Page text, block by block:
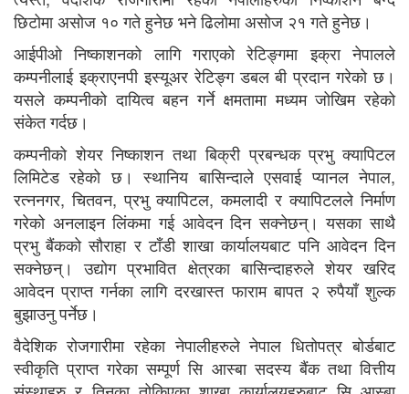
छिटोमा असोज १० गते हुनेछ भने ढिलोमा असोज २१ गते हुनेछ।
आईपीओ निष्काशनको लागि गराएको रेटिङ्गमा इक्रा नेपालले
कम्पनीलाई इक्राएनपी इस्यूअर रेटिङ्ग डबल बी प्रदान गरेको छ।
यसले कम्पनीको दायित्व बहन गर्ने क्षमतामा मध्यम जोखिम रहेको
संकेत गर्दछ।
कम्पनीको शेयर निष्काशन तथा बिक्री प्रबन्धक प्रभु क्यापिटल
लिमिटेड रहेको छ। स्थानिय बासिन्दाले एसवाई प्यानल नेपाल,
रत्ननगर, चितवन, प्रभु क्यापिटल, कमलादी र क्यापिटलले निर्माण
गरेको अनलाइन लिंकमा गई आवेदन दिन सक्नेछन्। यसका साथै
प्रभु बैंकको सौराहा र टाँडी शाखा कार्यालयबाट पनि आवेदन दिन
सक्नेछन्। उद्योग प्रभावित क्षेत्रका बासिन्दाहरुले शेयर खरिद
आवेदन प्राप्त गर्नका लागि दरखास्त फाराम बापत २ रुपैयाँ शुल्क
बुझाउनु पर्नेछ।
वैदेशिक रोजगारीमा रहेका नेपालीहरुले नेपाल धितोपत्र बोर्डबाट
स्वीकृति प्राप्त गरेका सम्पूर्ण सि आस्बा सदस्य बैंक तथा वित्तीय